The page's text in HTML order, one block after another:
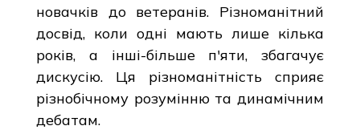
новачків до ветеранів. Різноманітний
досвід, коли одні мають лише кілька
років, а інші-більше п'яти, збагачує
дискусію. Ця різноманітність сприяє
різнобічному розумінню та динамічним
дебатам.